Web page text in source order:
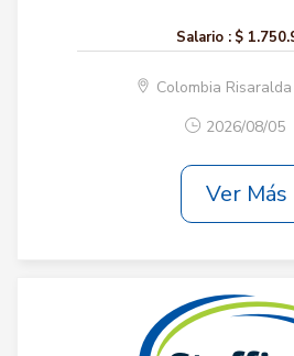
Salario : $
Colombia
2026/08/05
Ver Más